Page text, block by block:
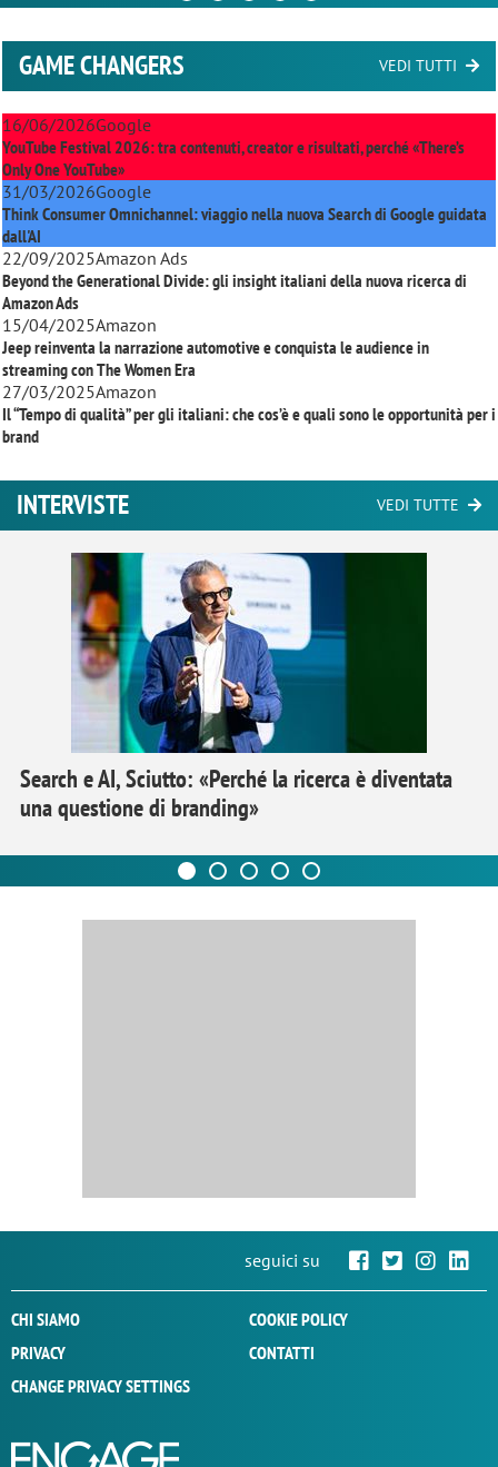
GAME CHANGERS VEDI TUTTI
16/06/2026Google
YouTube Festival 2026: tra contenuti, creator e risultati, perché «There’s
Only One YouTube»
31/03/2026Google
Think Consumer Omnichannel: viaggio nella nuova Search di Google guidata
dall'AI
22/09/2025Amazon Ads
Beyond the Generational Divide: gli insight italiani della nuova ricerca di
Amazon Ads
15/04/2025Amazon
Jeep reinventa la narrazione automotive e conquista le audience in
streaming conThe Women Era
27/03/2025Amazon
Il “Tempo di qualità” per gli italiani: che cos’è e quali sono le opportunità per i
brand
INTERVISTE VEDI TUTTE
Search e AI, Sciutto: «Perché la ricerca è diventata
una questione di branding»
seguici su
CHI SIAMO
COOKIE POLICY
PRIVACY
CONTATTI
CHANGE PRIVACY SETTINGS